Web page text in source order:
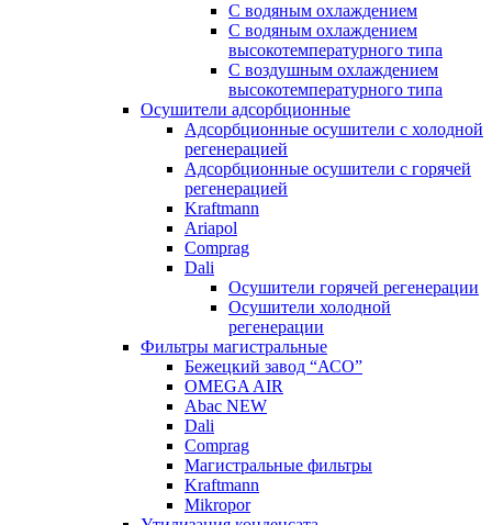
C водяным охлаждением
С водяным охлаждением
высокотемпературного типа
C воздушным охлаждением
высокотемпературного типа
Осушители адсорбционные
Адсорбционные осушители с холодной
регенерацией
Адсорбционные осушители с горячей
регенерацией
Kraftmann
Ariapol
Comprag
Dali
Осушители горячей регенерации
Осушители холодной
регенерации
Фильтры магистральные
Бежецкий завод “АСО”
OMEGA AIR
Abac NEW
Dali
Comprag
Магистральные фильтры
Kraftmann
Mikropor